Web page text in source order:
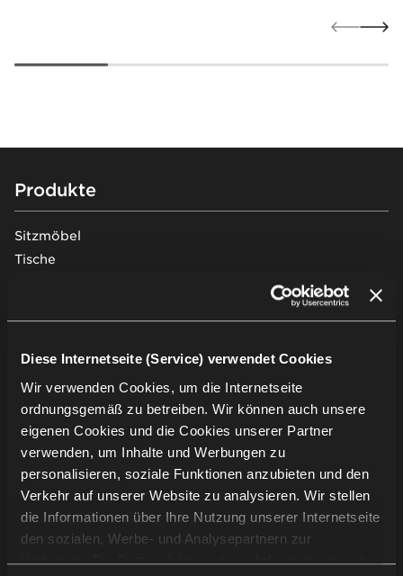
Diese Internetseite (Service) verwendet Cookies
Wir verwenden Cookies, um die Internetseite
ordnungsgemäß zu betreiben. Wir können auch unsere
eigenen Cookies und die Cookies unserer Partner
verwenden, um Inhalte und Werbungen zu
personalisieren, soziale Funktionen anzubieten und den
Verkehr auf unserer Website zu analysieren. Wir stellen
die Informationen über Ihre Nutzung unserer Internetseite
den sozialen, Werbe- und Analysepartnern zur
Verfügung. Die Partner können diese Informationen mit
Footer
Produkte
Sitzmöbel
Tische
Pods & Akustiklösungen
Unternehmensinformation
Projekte
Kompetenzen
Über uns
Nachhaltigkeit
Wissen